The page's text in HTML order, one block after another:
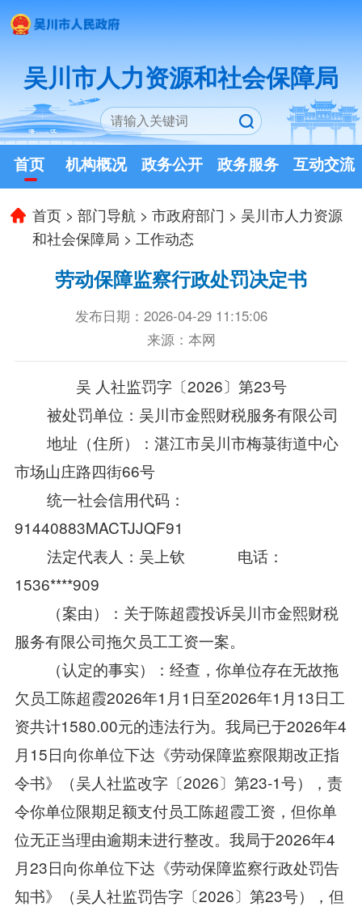
吴川市人力资源和社会保障局
首页 机构概况 政务公开 政务服务 互动交流
首页 >部门导航 >市政府部门 > 吴川市人力资源
和社会保障局 > 工作动态
劳动保障监察行政处罚决定书
发布日期：2026-04-29 11:15:06
来源：本网
吴 人社监罚字〔2026〕第23号
被处罚单位：吴川市金熙财税服务有限公司
地址（住所）：湛江市吴川市梅菉街道中心
市场山庄路四街66号
统一社会信用代码：
91440883MACTJJQF91
法定代表人：吴上钦 电话：
1536****909
（案由）：关于陈超霞投诉吴川市金熙财税
服务有限公司拖欠员工工资一案。
（认定的事实）：经查，你单位存在无故拖
欠员工陈超霞2026年1月1日至2026年1月13日工
资共计1580.00元的违法行为。我局已于2026年4
月15日向你单位下达《劳动保障监察限期改正指
令书》（吴人社监改字〔2026〕第23-1号），责
令你单位限期足额支付员工陈超霞工资，但你单
位无正当理由逾期未进行整改。我局于2026年4
月23日向你单位下达《劳动保障监察行政处罚告
知书》（吴人社监罚告字〔2026〕第23号），但